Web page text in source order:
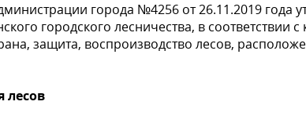
города №4256 от 26.11.2019 года
городского лесничества, в соответствии
защита, воспроизводство лесов,
лесов